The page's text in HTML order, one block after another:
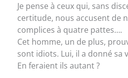
Je pense à ceux qui, sans
certitude, nous accusent de
complices à quatre pattes….
Cet homme, un de plus,
sont idiots. Lui, il a donné sa
En feraient ils autant ?